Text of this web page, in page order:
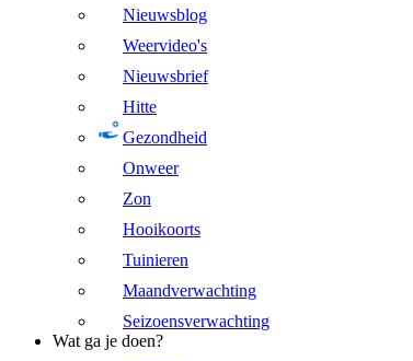
Nieuwsblog
Weervideo's
Nieuwsbrief
Hitte
Gezondheid
Onweer
Zon
Hooikoorts
Tuinieren
Maandverwachting
Seizoensverwachting
Wat ga je doen?